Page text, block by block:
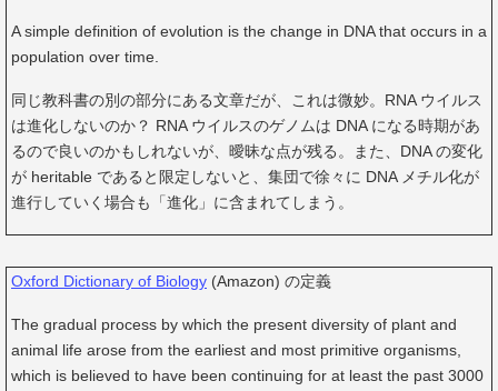
A simple definition of evolution is the change in DNA that occurs in a
population over time.
同じ教科書の別の部分にある文章だが、これは微妙。RNA ウイルス
は進化しないのか？ RNA ウイルスのゲノムは DNA になる時期があ
るので良いのかもしれないが、曖昧な点が残る。また、DNA の変化
が heritable であると限定しないと、集団で徐々に DNA メチル化が
進行していく場合も「進化」に含まれてしまう。
Oxford Dictionary of Biology (Amazon) の定義
The gradual process by which the present diversity of plant and
animal life arose from the earliest and most primitive organisms,
which is believed to have been continuing for at least the past 3000